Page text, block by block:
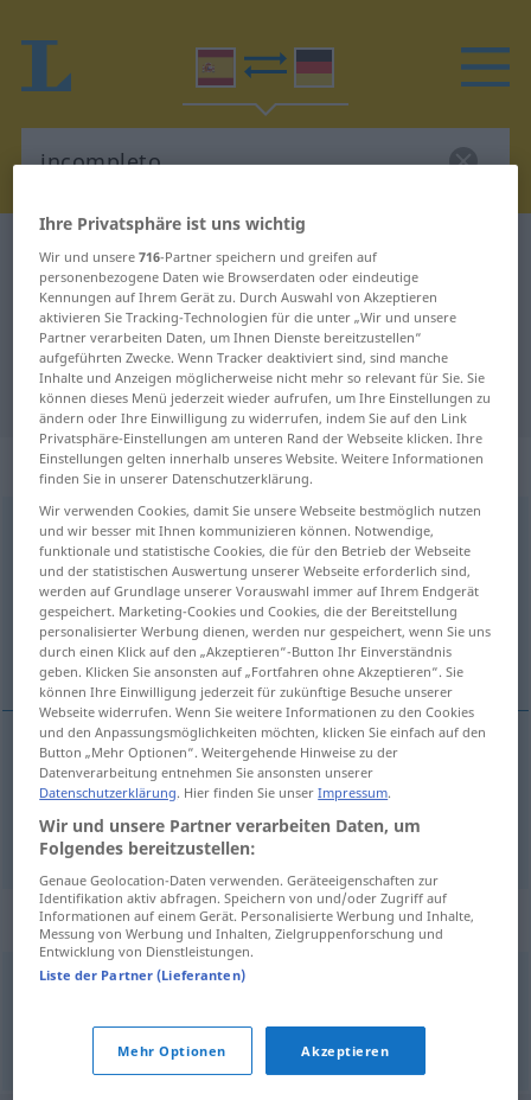
Spanisch-Deutsch Wörterbuch incompleto
Spanisch-Deutsch Übersetzung für
"incompleto"
"incompleto" Deutsch Übersetzung
„incompleto“: adjetivo
incompleto [iŋkɔmˈpleto]adj
Übersicht aller Übersetzungen
(Für mehr Details die Übersetzung anklicken/antippen)
unvollständig, lückenhaft, unfertig
unvollständig,lückenhaft incompleto
unfertig incompleto(≈ inacabado)
Synonyme für "incompleto"
© OpenThesaurus-es
Ihre Privatsphäre ist uns wichtig
Wir und unsere716-Partner speichern und greifen auf
personenbezogene Daten wie Browserdaten oder eindeutige
Kennungen auf Ihrem Gerät zu. Durch Auswahl von Akzeptieren
aktivieren Sie Tracking-Technologien für die unter „Wir und unsere
Partner verarbeiten Daten, um Ihnen Dienste bereitzustellen“
aufgeführten Zwecke. Wenn Tracker deaktiviert sind, sind manche
Inhalte und Anzeigen möglicherweise nicht mehr so relevant für Sie. Sie
können dieses Menü jederzeit wieder aufrufen, um Ihre Einstellungen zu
ändern oder Ihre Einwilligung zu widerrufen, indem Sie auf den Link
Privatsphäre-Einstellungen am unteren Rand der Webseite klicken. Ihre
Einstellungen gelten innerhalb unseres Website. Weitere Informationen
finden Sie in unserer Datenschutzerklärung.
Wir verwenden Cookies, damit Sie unsere Webseite bestmöglich nutzen
und wir besser mit Ihnen kommunizieren können. Notwendige,
funktionale und statistische Cookies, die für den Betrieb der Webseite
und der statistischen Auswertung unserer Webseite erforderlich sind,
werden auf Grundlage unserer Vorauswahl immer auf Ihrem Endgerät
gespeichert. Marketing-Cookies und Cookies, die der Bereitstellung
personalisierter Werbung dienen, werden nur gespeichert, wenn Sie uns
durch einen Klick auf den „Akzeptieren“-Button Ihr Einverständnis
geben. Klicken Sie ansonsten auf „Fortfahren ohne Akzeptieren“. Sie
können Ihre Einwilligung jederzeit für zukünftige Besuche unserer
Webseite widerrufen. Wenn Sie weitere Informationen zu den Cookies
und den Anpassungsmöglichkeiten möchten, klicken Sie einfach auf den
Button „Mehr Optionen“. Weitergehende Hinweise zu der
Datenverarbeitung entnehmen Sie ansonsten unserer
Datenschutzerklärung. Hier finden Sie unserImpressum.
Wir und unsere Partner verarbeiten Daten, um
Folgendes bereitzustellen:
Genaue Geolocation-Daten verwenden. Geräteeigenschaften zur
Identifikation aktiv abfragen. Speichern von und/oder Zugriff auf
Informationen auf einem Gerät. Personalisierte Werbung und Inhalte,
Messung von Werbung und Inhalten, Zielgruppenforschung und
Entwicklung von Dienstleistungen.
Liste der Partner (Lieferanten)
Mehr Optionen Akzeptieren